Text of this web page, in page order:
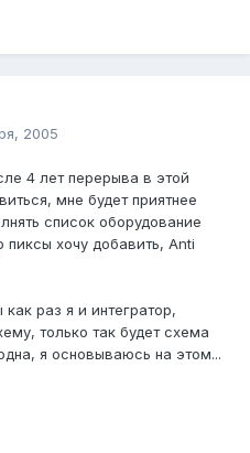
2005
4 лет перерыва в этой
мне будет приятнее
список оборудование
хочу добавить, Anti
раз я и интегратор,
только так будет схема
я основываюсь на этом...